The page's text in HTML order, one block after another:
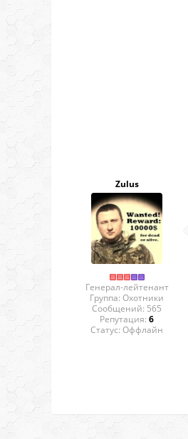
Zulus
Генерал-лейтенант
Группа: Охотники
Сообщений: 565
Репутация: 6
Статус: Оффлайн